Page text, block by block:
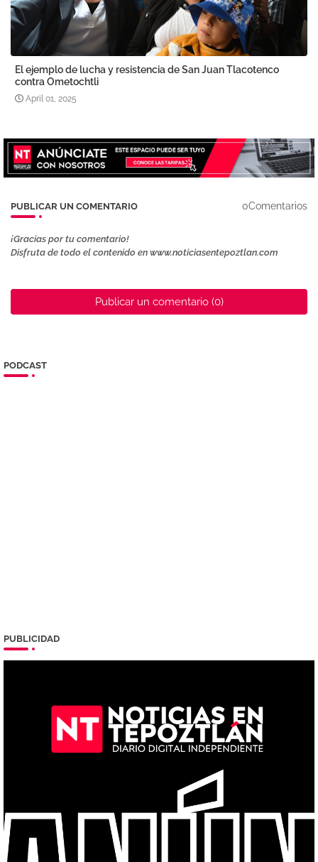
El ejemplo de lucha y resistencia de San Juan Tlacotenco
contra Ometochtli
April 01, 2025
PUBLICAR UN COMENTARIO 0Comentarios
¡Gracias por tu comentario!
Disfruta de todo el contenido en www.noticiasentepoztlan.com
Publicar un comentario (0)
PODCAST
PUBLICIDAD